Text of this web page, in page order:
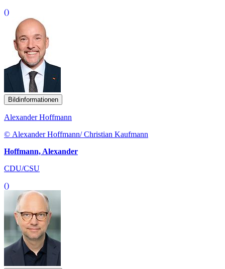
()
Bildinformationen
Alexander Hoffmann
© Alexander Hoffmann/ Christian Kaufmann
Hoffmann, Alexander
CDU/CSU
()